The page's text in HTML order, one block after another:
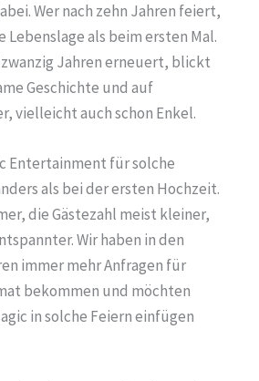
Wer nach zehn Jahren feiert,
Lebenslage als beim ersten Mal.
Jahren erneuert, blickt
Geschichte und auf
vielleicht auch schon Enkel.
Entertainment für solche
als bei der ersten Hochzeit.
die Gästezahl meist kleiner,
Wir haben in den
immer mehr Anfragen für
bekommen und möchten
in solche Feiern einfügen